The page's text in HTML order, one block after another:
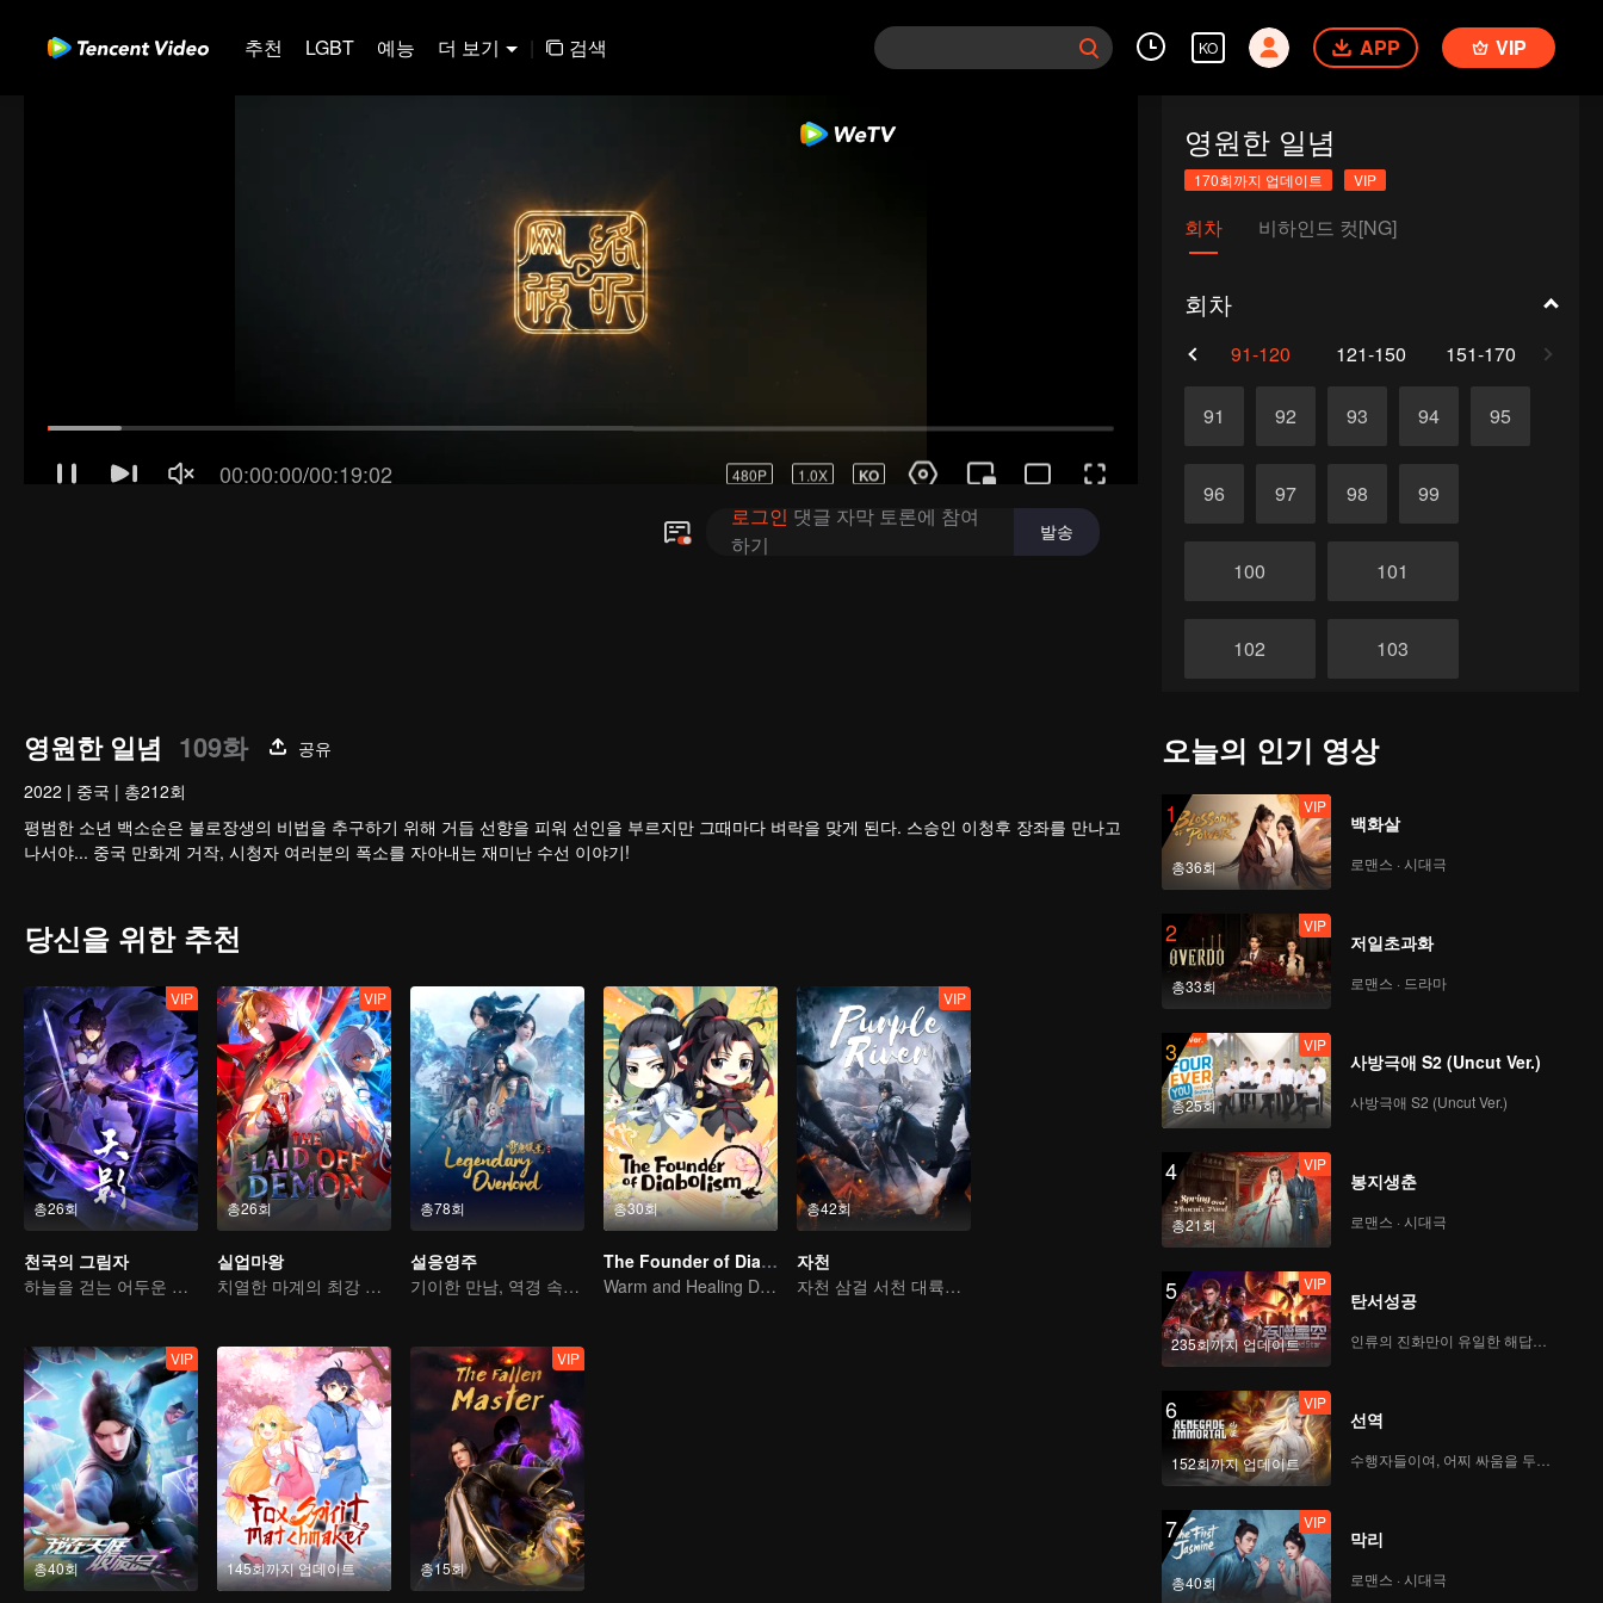
추천 LGBT 예능 더 보기 | 검색 KO APP VIP
영원한 일념
170회까지 업데이트 VIP
회차 비하인드 컷[NG]
회차
91-120 121-150 151-170
91 92 93 94 95
96 97 98 99
100 101
102 103
106
108 109
110 111
112
114 115
116 117
118
120
영원한 일념 109화
공유
2022 | 중국 | 총212회
평범한 소년 백소순은 불로장생의 비법을 추구하기 위해 거듭 선향을 피워 선인을 부르지만 그때마다 벼락을 맞게 된다. 스승인 이청후 장좌를 만나고
나서야... 중국 만화계 거작, 시청자 여러분의 폭소를 자아내는 재미난 수선 이야기!
당신을 위한 추천
총26회
VIP
천국의 그림자
하늘을 걷는 어두운 그림자, 혼을 불태워 마음을 지키다
총26회
VIP
실업마왕
치열한 마계의 최강 마왕
총78회
설응영주
기이한 만남, 역경 속에서 다시 살아난 소년
총30회
The Founder of Diabolism Q
Warm and Healing Daily Life
총42회
VIP
자천
자천 삼걸 서천 대륙을 종횡하다
총40회
VIP
145회까지 업데이트 총15회
VIP
오늘의 인기 영상
1
총36회
VIP
백화살
로맨스 · 시대극
2
총33회
VIP
저일초과화
로맨스 · 드라마
3
총25회
VIP
사방극애 S2 (Uncut Ver.)
사방극애 S2 (Uncut Ver.)
4
총21회
VIP
봉지생춘
로맨스 · 시대극
5
235회까지 업데이트
VIP
탄서성공
인류의 진화만이 유일한 해답이다
6
152회까지 업데이트
VIP
선역
7
총40회
VIP
막리
로맨스 · 시대극